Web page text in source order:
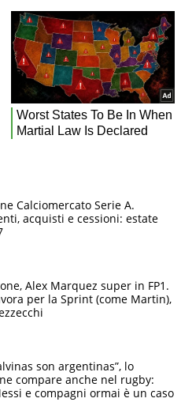
Calciomercato Serie A.
acquisti e cessioni: estate
Alex Marquez super in FP1.
per la Sprint (come Martin),
son argentinas”, lo
compare anche nel rugby:
e compagni ormai è un caso